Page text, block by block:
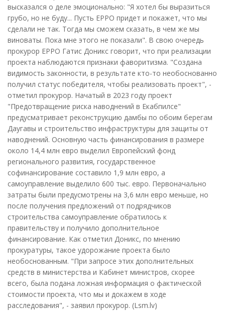
высказался о деле эмоционально: "Я хотел бы выразиться
грубо, но не буду... Пусть EPPO придет и покажет, что мы
сделали не так. Тогда мы сможем сказать, в чем же мы
виноваты. Пока мне этого не показали". В свою очередь
прокурор EPPO Гатис Доникс говорит, что при реализации
проекта наблюдаются признаки фаворитизма. "Создана
видимость законности, в результате кто-то необоснованно
получил статус победителя, чтобы реализовать проект", -
отметил прокурор. Начатый в 2023 году проект
"Предотвращение риска наводнений в Екабпилсе"
предусматривает реконструкцию дамбы по обоим берегам
Даугавы и строительство инфраструктуры для защиты от
наводнений. Основную часть финансирования в размере
около 14,4 млн евро выделил Европейский фонд
регионального развития, государственное
софинансирование составило 1,9 млн евро, а
самоуправление выделило 600 тыс. евро. Первоначально
затраты были предусмотрены на 3,6 млн евро меньше, но
после получения предложений от подрядчиков
строительства самоуправление обратилось к
правительству и получило дополнительное
финансирование. Как отметил Доникс, по мнению
прокуратуры, такое удорожание проекта было
необоснованным. "При запросе этих дополнительных
средств в министерства и Кабинет министров, скорее
всего, была подана ложная информация о фактической
стоимости проекта, что мы и докажем в ходе
расследования", - заявил прокурор. (Lsm.lv)